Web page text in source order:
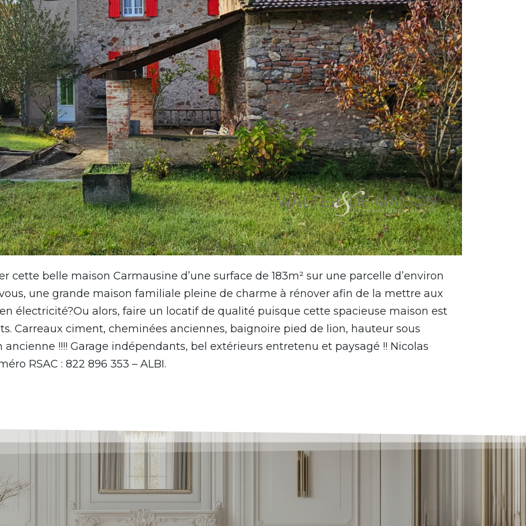
cette belle maison Carmausine d’une surface de 183m² sur une parcelle d’environ
une grande maison familiale pleine de charme à rénover afin de la mettre aux
électricité?Ou alors, faire un locatif de qualité puisque cette spacieuse maison est
Carreaux ciment, cheminées anciennes, baignoire pied de lion, hauteur sous
!!!! Garage indépendants, bel extérieurs entretenu et paysagé !! Nicolas
RSAC : 822 896 353 – ALBI.